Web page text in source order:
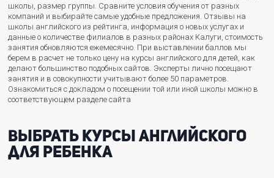
школы, размер группы. Сравните условия обучения от разных
компаний и выбирайте самые удобные предложения. Отзывы на
школы английского из рейтинга, информация о новых услугах и
данные о количестве филиалов в разных районах Калуги, стоимость
занятия обновляются ежемесячно. При выставлении баллов мы
берем в расчет не только цену на курсы английского для детей, как
делают большинство подобных сайтов. Эксперты лично посещают
занятия и в совокупности учитывают более 50 параметров.
Ознакомиться с докладом о посещении той или иной школы можно в
соответствующем разделе сайта
Выбрать курсы английского
для ребенка